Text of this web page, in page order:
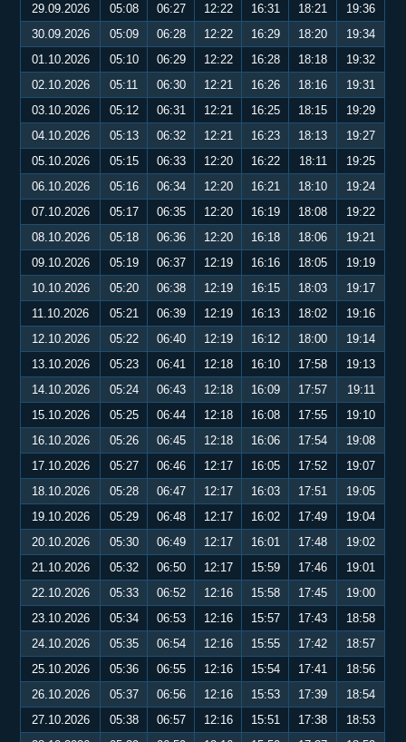
29.09.2026
05:08 06:27 12:22 16:31 18:21
19:36
30.09.2026
05:09 06:28 12:22 16:29 18:20
19:34
01.10.2026
05:10 06:29 12:22 16:28 18:18
19:32
02.10.2026
05:11 06:30 12:21 16:26 18:16
19:31
03.10.2026
05:12 06:31 12:21 16:25 18:15
19:29
04.10.2026
05:13 06:32 12:21 16:23 18:13
19:27
05.10.2026
05:15 06:33 12:20 16:22 18:11
19:25
06.10.2026
05:16 06:34 12:20 16:21 18:10
19:24
07.10.2026
05:17 06:35 12:20 16:19 18:08
19:22
08.10.2026
05:18 06:36 12:20 16:18 18:06
19:21
09.10.2026
05:19 06:37 12:19 16:16 18:05
19:19
10.10.2026
05:20 06:38 12:19 16:15 18:03
19:17
11.10.2026
05:21 06:39 12:19 16:13 18:02
19:16
12.10.2026
05:22 06:40 12:19 16:12 18:00
19:14
13.10.2026
05:23 06:41 12:18 16:10 17:58
19:13
14.10.2026
05:24 06:43 12:18 16:09 17:57
19:11
15.10.2026
05:25 06:44 12:18 16:08 17:55
19:10
16.10.2026
05:26 06:45 12:18 16:06 17:54
19:08
17.10.2026
05:27 06:46 12:17 16:05 17:52
19:07
18.10.2026
05:28 06:47 12:17 16:03 17:51
19:05
19.10.2026
05:29 06:48 12:17 16:02 17:49
19:04
20.10.2026
05:30 06:49 12:17 16:01 17:48
19:02
21.10.2026
05:32 06:50 12:17 15:59 17:46
19:01
22.10.2026
05:33 06:52 12:16 15:58 17:45
19:00
23.10.2026
05:34 06:53 12:16 15:57 17:43
18:58
24.10.2026
05:35 06:54 12:16 15:55 17:42
18:57
25.10.2026
05:36 06:55 12:16 15:54 17:41
18:56
26.10.2026
05:37 06:56 12:16 15:53 17:39
18:54
27.10.2026
05:38 06:57 12:16 15:51 17:38
18:53